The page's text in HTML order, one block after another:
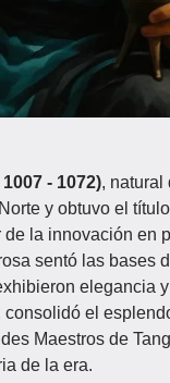
- 1072), natural
y obtuvo el
la innovación en
sentó las bases
elegancia
consolidó el
Maestros de
de la era.